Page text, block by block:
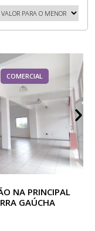
COMERCIAL
NA PRINCIPAL
GAÚCHA